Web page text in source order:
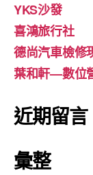
YKS沙發
喜鴻旅行社
德尚汽車檢修
葉和軒—數位
近期留言
彙整